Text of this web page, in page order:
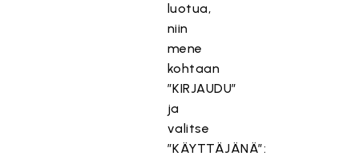
luotua,
niin
mene
kohtaan
”KIRJAUDU”
ja
valitse
”KÄYTTÄJÄNÄ”: